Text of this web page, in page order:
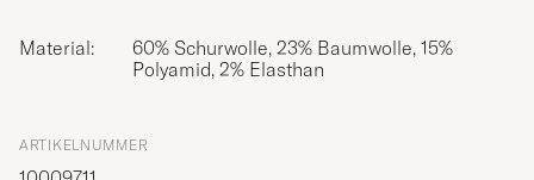
Material:
60% Schurwolle, 23% Baumwolle, 15%
Polyamid, 2% Elasthan
ARTIKELNUMMER